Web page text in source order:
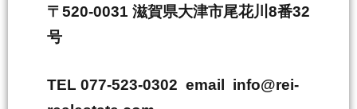
〒520-0031 滋賀県大津市尾花川8番32
号
TEL 077-523-0302 email info@rei-